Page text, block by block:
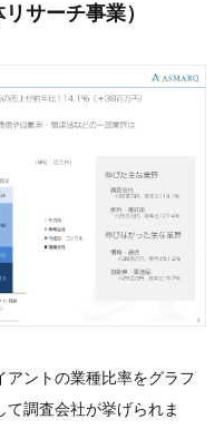
サーチ事業）
アントの業種比率をグラフ
調査会社が挙げられま